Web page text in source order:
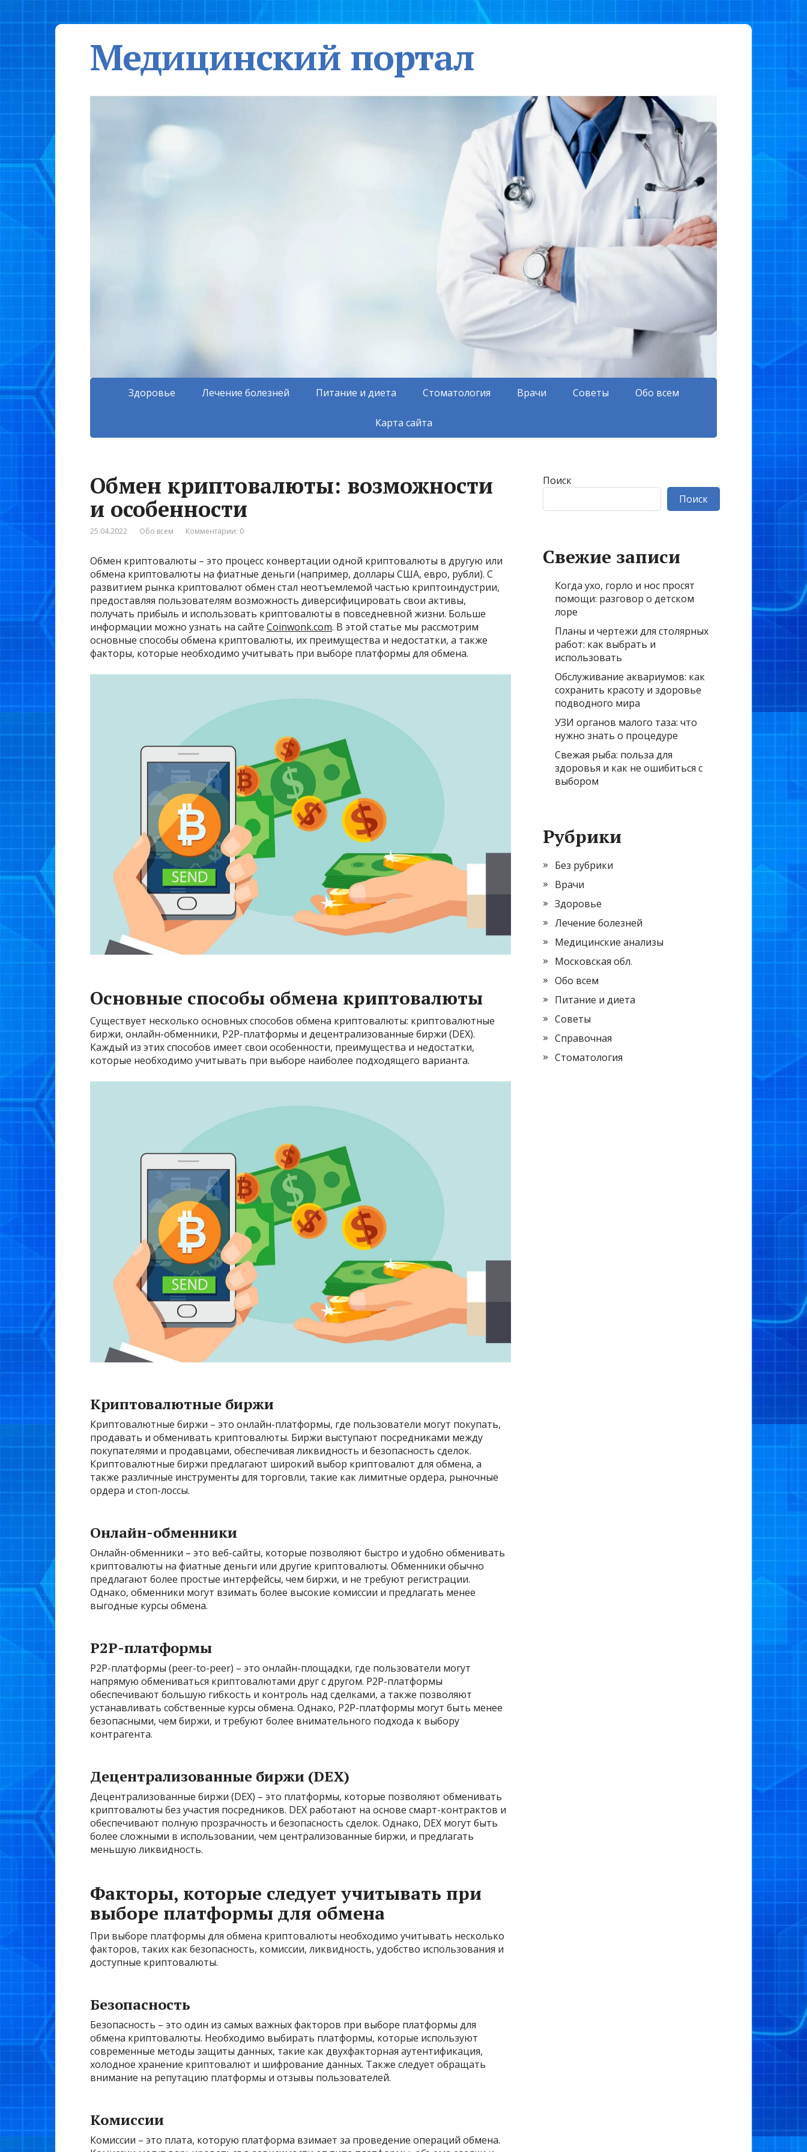
Медицинский портал
Здоровье Лечение болезней Питание и диета Стоматология Врачи Советы Обо всем
Карта сайта
Обмен криптовалюты: возможности
и особенности
25.04.2022 Обо всем Комментарии: 0
Обмен криптовалюты – это процесс конвертации одной криптовалюты в другую или
обмена криптовалюты на фиатные деньги (например, доллары США, евро, рубли). С
развитием рынка криптовалют обмен стал неотъемлемой частью криптоиндустрии,
предоставляя пользователям возможность диверсифицировать свои активы,
получать прибыль и использовать криптовалюты в повседневной жизни. Больше
информации можно узнать на сайте Coinwonk.com. В этой статье мы рассмотрим
основные способы обмена криптовалюты, их преимущества и недостатки, а также
факторы, которые необходимо учитывать при выборе платформы для обмена.
Основные способы обмена криптовалюты
Существует несколько основных способов обмена криптовалюты: криптовалютные
биржи, онлайн-обменники, P2P-платформы и децентрализованные биржи (DEX).
Каждый из этих способов имеет свои особенности, преимущества и недостатки,
которые необходимо учитывать при выборе наиболее подходящего варианта.
Криптовалютные биржи
Криптовалютные биржи – это онлайн-платформы, где пользователи могут покупать,
продавать и обменивать криптовалюты. Биржи выступают посредниками между
покупателями и продавцами, обеспечивая ликвидность и безопасность сделок.
Криптовалютные биржи предлагают широкий выбор криптовалют для обмена, а
также различные инструменты для торговли, такие как лимитные ордера, рыночные
ордера и стоп-лоссы.
Онлайн-обменники
Онлайн-обменники – это веб-сайты, которые позволяют быстро и удобно обменивать
криптовалюты на фиатные деньги или другие криптовалюты. Обменники обычно
предлагают более простые интерфейсы, чем биржи, и не требуют регистрации.
Однако, обменники могут взимать более высокие комиссии и предлагать менее
выгодные курсы обмена.
P2P-платформы
P2P-платформы (peer-to-peer) – это онлайн-площадки, где пользователи могут
напрямую обмениваться криптовалютами друг с другом. P2P-платформы
обеспечивают большую гибкость и контроль над сделками, а также позволяют
устанавливать собственные курсы обмена. Однако, P2P-платформы могут быть менее
безопасными, чем биржи, и требуют более внимательного подхода к выбору
контрагента.
Децентрализованные биржи (DEX)
Децентрализованные биржи (DEX) – это платформы, которые позволяют обменивать
криптовалюты без участия посредников. DEX работают на основе смарт-контрактов и
обеспечивают полную прозрачность и безопасность сделок. Однако, DEX могут быть
более сложными в использовании, чем централизованные биржи, и предлагать
меньшую ликвидность.
Факторы, которые следует учитывать при
выборе платформы для обмена
При выборе платформы для обмена криптовалюты необходимо учитывать несколько
факторов, таких как безопасность, комиссии, ликвидность, удобство использования и
доступные криптовалюты.
Безопасность
Безопасность – это один из самых важных факторов при выборе платформы для
обмена криптовалюты. Необходимо выбирать платформы, которые используют
современные методы защиты данных, такие как двухфакторная аутентификация,
холодное хранение криптовалют и шифрование данных. Также следует обращать
внимание на репутацию платформы и отзывы пользователей.
Комиссии
Комиссии – это плата, которую платформа взимает за проведение операций обмена.
Поиск
Поиск
Свежие записи
Когда ухо, горло и нос просят
помощи: разговор о детском
лоре
Планы и чертежи для столярных
работ: как выбрать и
использовать
Обслуживание аквариумов: как
сохранить красоту и здоровье
подводного мира
УЗИ органов малого таза: что
нужно знать о процедуре
Свежая рыба: польза для
здоровья и как не ошибиться с
выбором
Рубрики
Без рубрики
Врачи
Здоровье
Лечение болезней
Медицинские анализы
Московская обл.
Обо всем
Питание и диета
Советы
Справочная
Стоматология